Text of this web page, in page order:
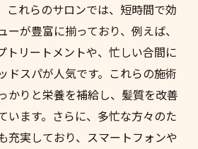
これらのサロンでは、短時間で効
ーが豊富に揃っており、例えば、
トリートメントや、忙しい合間に
ドスパが人気です。これらの施術
かりと栄養を補給し、髪質を改善
います。さらに、多忙な方々のた
充実しており、スマートフォンや